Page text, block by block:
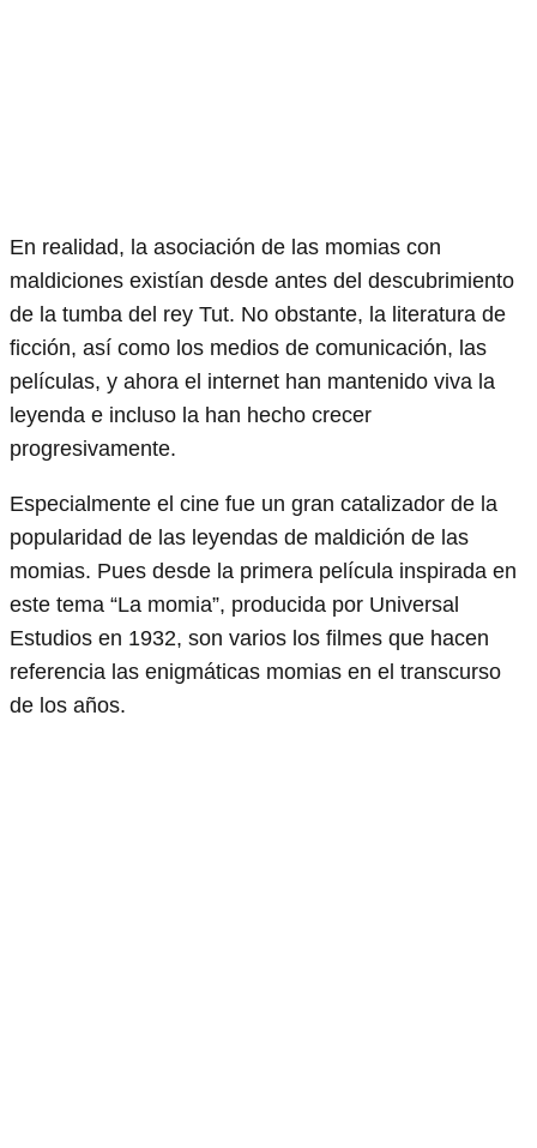
En realidad, la asociación de las momias con
maldiciones existían desde antes del descubrimiento
de la tumba del rey Tut. No obstante, la literatura de
ficción, así como los medios de comunicación, las
películas, y ahora el internet han mantenido viva la
leyenda e incluso la han hecho crecer
progresivamente.
Especialmente el cine fue un gran catalizador de la
popularidad de las leyendas de maldición de las
momias. Pues desde la primera película inspirada en
este tema “La momia”, producida por Universal
Estudios en 1932, son varios los filmes que hacen
referencia las enigmáticas momias en el transcurso
de los años.